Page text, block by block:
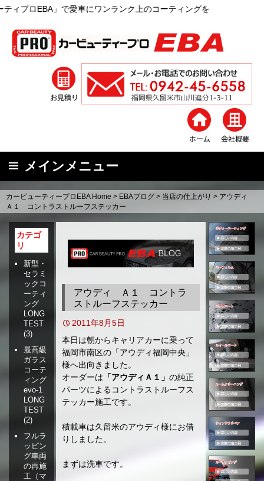
で愛車にワンランク上のコーティングを
メインメニュー
コ
ン
カービューティープロEBA Home > EBAブログ > 当店の仕上がり > アウディ
Ａ１ コントラストルーフステッカー
アウディ Ａ１ コントラ
ストルーフステッカー
2011年8月5日
本日は朝からキャリアカーに乗って
福岡市南区の「アウディ福岡中央」
様へ出向きました。
オーダーは 「アウディＡ１」の純正
パーツによるコントラストルーフス
テッカー施工です。
積載車は久留米のアウディ様にお借
りしました。
まずは洗車です。
カテゴ
リ
新型・
セラミ
ックコ
ーティ
ング
LONG
TEST
(3)
最高級
ガラス
コーテ
ィング
evo-1
LONG
TEST
(2)
フルラ
ッピン
グ車両
の再施
工（マ